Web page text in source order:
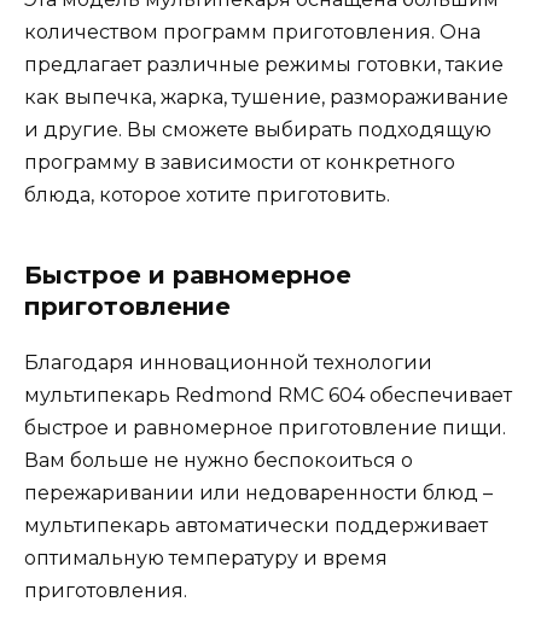
количеством программ приготовления. Она
предлагает различные режимы готовки, такие
как выпечка, жарка, тушение, размораживание
и другие. Вы сможете выбирать подходящую
программу в зависимости от конкретного
блюда, которое хотите приготовить.
Быстрое и равномерное
приготовление
Благодаря инновационной технологии
мультипекарь Redmond RMC 604 обеспечивает
быстрое и равномерное приготовление пищи.
Вам больше не нужно беспокоиться о
пережаривании или недоваренности блюд –
мультипекарь автоматически поддерживает
оптимальную температуру и время
приготовления.